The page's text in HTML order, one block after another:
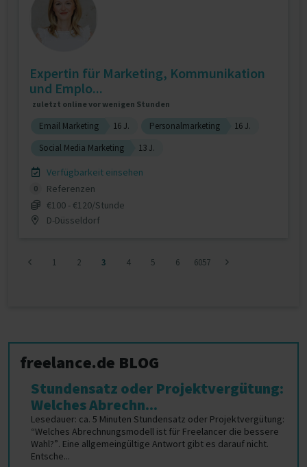
Expertin für Marketing, Kommunikation
und Emplo...
zuletzt online vor wenigen Stunden
Email Marketing 16 J. Personalmarketing
16 J.
Social Media Marketing
13 J.
Verfügbarkeit einsehen
0
Referenzen
€100 - €120/Stunde
D-Düsseldorf
1 2 3 4 5 6 6057
freelance.de BLOG
Stundensatz oder Projektvergütung:
Welches Abrechn...
Lesedauer: ca. 5 Minuten Stundensatz oder Projektvergütung:
“Welches Abrechnungsmodell ist für Freelancer die bessere
Wahl?”. Eine allgemeingültige Antwort gibt es darauf nicht.
Entsche...